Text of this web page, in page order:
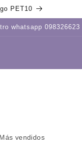
PET10
whatsapp 098326623